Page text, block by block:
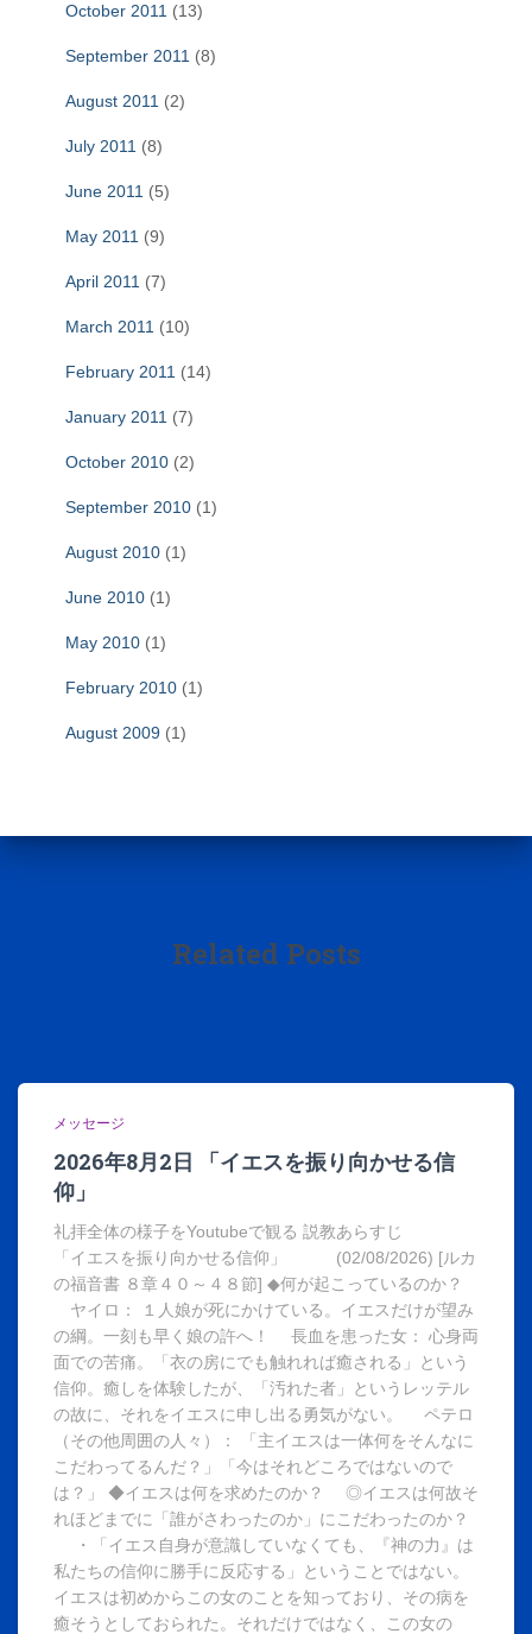
October 2011 (13)
September 2011 (8)
August 2011 (2)
July 2011 (8)
June 2011 (5)
May 2011 (9)
April 2011 (7)
March 2011 (10)
February 2011 (14)
January 2011 (7)
October 2010 (2)
September 2010 (1)
August 2010 (1)
June 2010 (1)
May 2010 (1)
February 2010 (1)
August 2009 (1)
Related Posts
メッセージ
2026年8月2日 「イエスを振り向かせる信
仰」
礼拝全体の様子をYoutubeで観る 説教あらすじ
「イエスを振り向かせる信仰」 (02/08/2026) [ルカ
の福音書 ８章４０～４８節] ◆何が起こっているのか？
ヤイロ： １人娘が死にかけている。イエスだけが望み
の綱。一刻も早く娘の許へ！ 長血を患った女： 心身両
面での苦痛。「衣の房にでも触れれば癒される」という
信仰。癒しを体験したが、「汚れた者」というレッテル
の故に、それをイエスに申し出る勇気がない。 ペテロ
（その他周囲の人々）： 「主イエスは一体何をそんなに
こだわってるんだ？」「今はそれどころではないので
は？」 ◆イエスは何を求めたのか？ ◎イエスは何故そ
れほどまでに「誰がさわったのか」にこだわったのか？
・「イエス自身が意識していなくても、『神の力』は
私たちの信仰に勝手に反応する」ということではない。
イエスは初めからこの女のことを知っており、その病を
癒そうとしておられた。それだけではなく、この女の